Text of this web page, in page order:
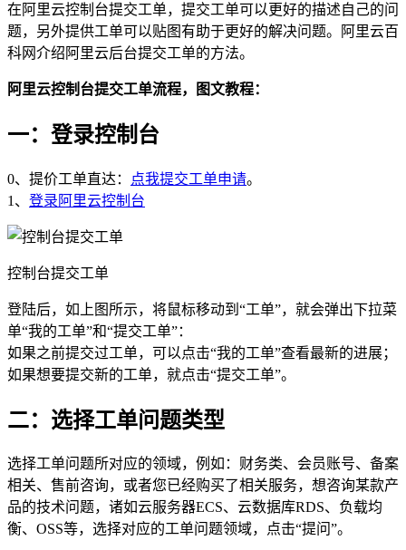
在阿里云控制台提交工单，提交工单可以更好的描述自己的问
题，另外提供工单可以贴图有助于更好的解决问题。阿里云百
科网介绍阿里云后台提交工单的方法。
阿里云控制台提交工单流程，图文教程：
一：登录控制台
0、提价工单直达： 点我提交工单申请。
1、 登录阿里云控制台
控制台提交工单
登陆后，如上图所示，将鼠标移动到“工单”，就会弹出下拉菜
单“我的工单”和“提交工单”：
如果之前提交过工单，可以点击“我的工单”查看最新的进展；
如果想要提交新的工单，就点击“提交工单”。
二：选择工单问题类型
选择工单问题所对应的领域，例如：财务类、会员账号、备案
相关、售前咨询，或者您已经购买了相关服务，想咨询某款产
品的技术问题，诸如云服务器ECS、云数据库RDS、负载均
衡、OSS等，选择对应的工单问题领域，点击“提问”。